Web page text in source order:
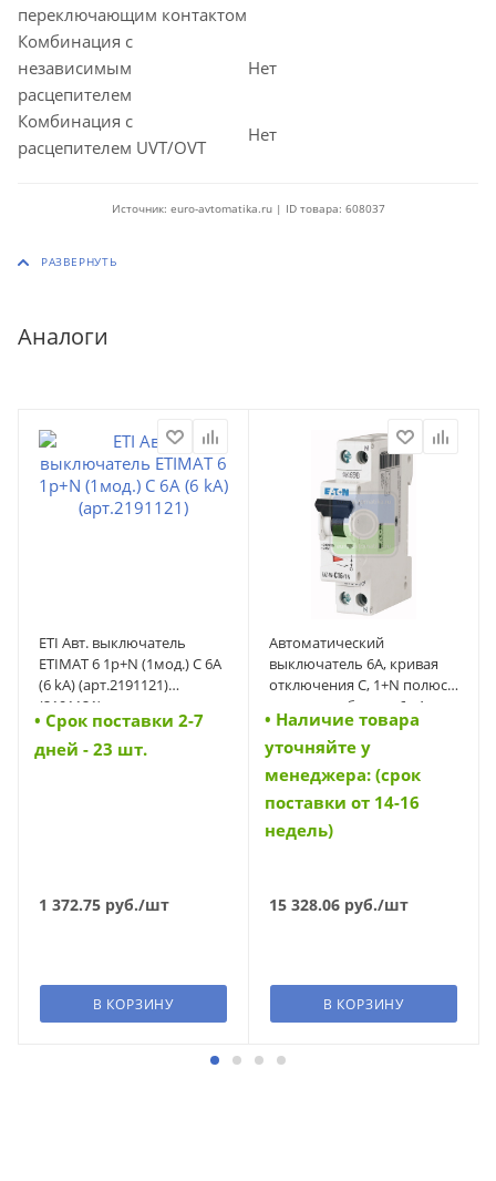
переключающим контактом
Комбинация с
независимым
расцепителем
Нет
Комбинация с
расцепителем UVT/OVT
Нет
Источник: euro-avtomatika.ru | ID товара: 608037
Аналоги
ETI Авт. выключатель
ETIMAT 6 1p+N (1мод.) C 6А
(6 kA) (арт.2191121)
(2191121)
• Cрок поставки 2-7
дней - 23 шт.
1 372.75 руб./шт
В КОРЗИНУ
Автоматический
выключатель 6А, кривая
отключения C, 1+N полюса,
откл. способность 6 кА
(FAZ-PN-C6/1N) (279156)
• Наличие товара
уточняйте у
менеджера: (срок
поставки от 14-16
недель)
15 328.06 руб./шт
В КОРЗИНУ